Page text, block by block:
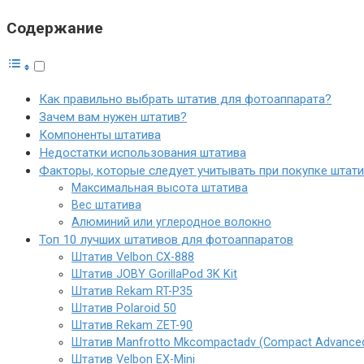
Содержание
Как правильно выбрать штатив для фотоаппарата?
Зачем вам нужен штатив?
Компоненты штатива
Недостатки использования штатива
Факторы, которые следует учитывать при покупке
Максимальная высота штатива
Вес штатива
Алюминий или углеродное волокно
Топ 10 лучших штативов для фотоаппаратов
Штатив Velbon CX-888
Штатив JOBY GorillaPod 3K Kit
Штатив Rekam RT-P35
Штатив Polaroid 50
Штатив Rekam ZET-90
Штатив Manfrotto Mkcompactadv (Compact
Штатив Velbon EX-Mini